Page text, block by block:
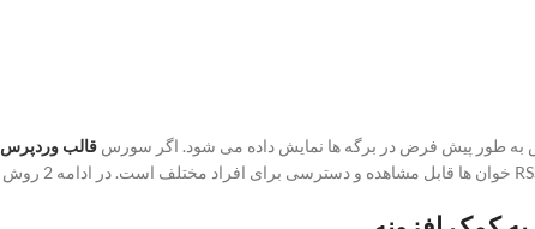
به طور پیش فرض در برگه ها نمایش داده می شود. اگر سورس قالب وردپرس